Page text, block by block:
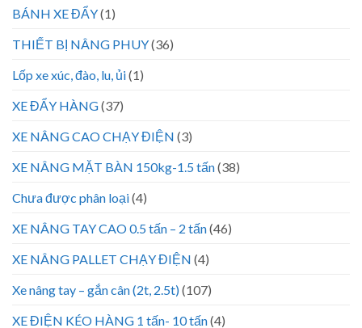
BÁNH XE ĐẨY(1)
THIẾT BỊ NÂNG PHUY(36)
Lốp xe xúc, đào, lu, ủi(1)
XE ĐẨY HÀNG(37)
XE NÂNG CAO CHẠY ĐIỆN (3)
XE NÂNG MẶT BÀN 150kg-1.5 tấn(38)
Chưa được phân loại(4)
XE NÂNG TAY CAO 0.5 tấn – 2 tấn(46)
XE NÂNG PALLET CHẠY ĐIỆN (4)
Xe nâng tay – gắn cân (2t, 2.5t)(107)
XE ĐIỆN KÉO HÀNG 1 tấn- 10 tấn(4)